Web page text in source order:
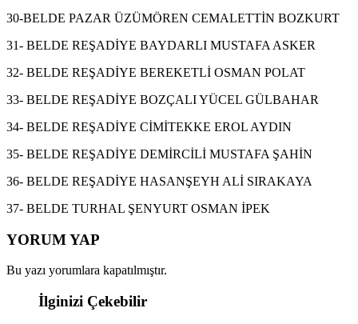
30-BELDE PAZAR ÜZÜMÖREN CEMALETTİN BOZKURT
31- BELDE REŞADİYE BAYDARLI MUSTAFA ASKER
32- BELDE REŞADİYE BEREKETLİ OSMAN POLAT
33- BELDE REŞADİYE BOZÇALI YÜCEL GÜLBAHAR
34- BELDE REŞADİYE CİMİTEKKE EROL AYDIN
35- BELDE REŞADİYE DEMİRCİLİ MUSTAFA ŞAHİN
36- BELDE REŞADİYE HASANŞEYH ALİ SIRAKAYA
37- BELDE TURHAL ŞENYURT OSMAN İPEK
YORUM YAP
Bu yazı yorumlara kapatılmıştır.
İlginizi Çekebilir